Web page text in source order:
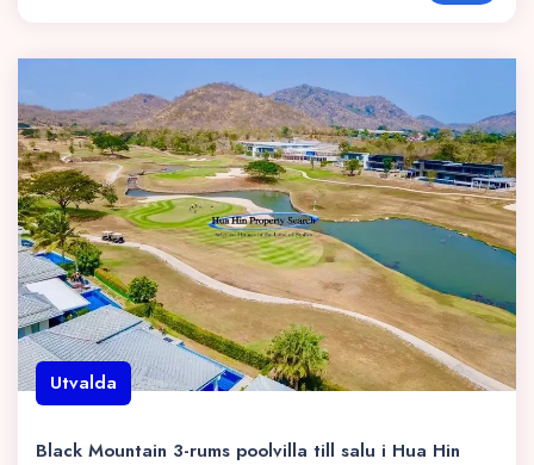
Utvalda
Black Mountain 3-rums poolvilla till salu i Hua Hin